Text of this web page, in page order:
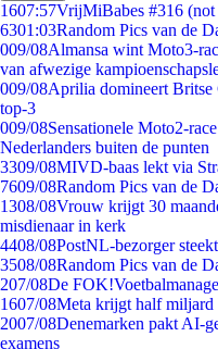
1607:57VrijMiBabes #316
6301:03Random Pics van de
009/08Almansa wint Moto3-
van afwezige
009/08Aprilia domineert Britse
top-3
009/08Sensationele Moto2-
Nederlanders buiten de punten
3309/08MIVD-baas lekt via
7609/08Random Pics van de
1308/08Vrouw krijgt 30
misdienaar in kerk
4408/08PostNL-bezorger
3508/08Random Pics van de
207/08De
1607/08Meta krijgt half miljard
2007/08Denemarken pakt AI-
examens